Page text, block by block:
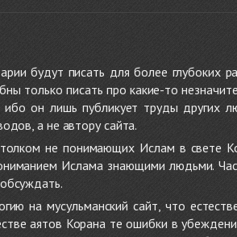
будут писать для более глубоких
только писать про какие-то
ибо он лишь публикует труды других
а не автору сайта.
не понимающих Ислам в свете
Ислама знающими людьми.
на мусульманский сайт, что
аятов Корана те ошибки в